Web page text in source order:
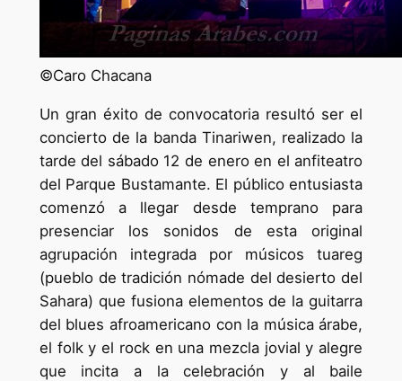
©Caro Chacana
Un gran éxito de convocatoria resultó ser el
concierto de la banda Tinariwen, realizado la
tarde del sábado 12 de enero en el anfiteatro
del Parque Bustamante. El público entusiasta
comenzó a llegar desde temprano para
presenciar los sonidos de esta original
agrupación integrada por músicos tuareg
(pueblo de tradición nómade del desierto del
Sahara) que fusiona elementos de la guitarra
del blues afroamericano con la música árabe,
el folk y el rock en una mezcla jovial y alegre
que incita a la celebración y al baile